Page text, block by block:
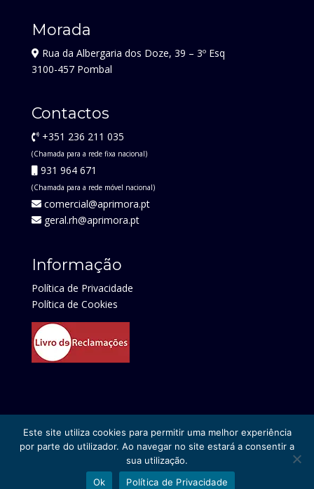
Morada
Rua da Albergaria dos Doze, 39 – 3º Esq
3100-457 Pombal
Contactos
+351 236 211 035
(Chamada para a rede fixa nacional)
931 964 671
(Chamada para a rede móvel nacional)
comercial@aprimora.pt
geral.rh@aprimora.pt
Informação
Política de Privacidade
Política de Cookies
© 2025 Aprimora | Direitos Reservados |
Desenvolvido por:pedroferraz.com
Este site utiliza cookies para permitir uma melhor experiência
por parte do utilizador. Ao navegar no site estará a consentir a
sua utilização.
Ok
Política de Privacidade